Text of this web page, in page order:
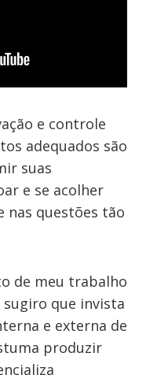
e controle
adequados são
suas
e se acolher
nas questões tão
de meu trabalho
sugiro que invista
e externa de
produzir